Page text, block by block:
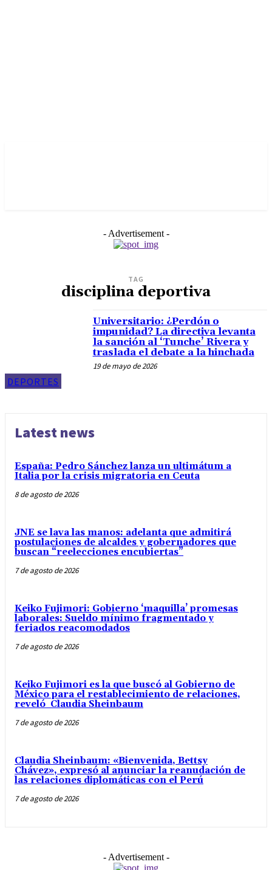
- Advertisement -
TAG
disciplina deportiva
DEPORTES
Universitario: ¿Perdón o
impunidad? La directiva levanta
la sanción al ‘Tunche’ Rivera y
traslada el debate a la hinchada
19 de mayo de 2026
Latest news
España: Pedro Sánchez lanza un ultimátum a
Italia por la crisis migratoria en Ceuta
8 de agosto de 2026
JNE se lava las manos: adelanta que admitirá
postulaciones de alcaldes y gobernadores que
buscan “reelecciones encubiertas”
7 de agosto de 2026
Keiko Fujimori: Gobierno ‘maquilla’ promesas
laborales: Sueldo mínimo fragmentado y
feriados reacomodados
7 de agosto de 2026
Keiko Fujimori es la que buscó al Gobierno de
México para el restablecimiento de relaciones,
reveló Claudia Sheinbaum
7 de agosto de 2026
Claudia Sheinbaum: «Bienvenida, Bettsy
Chávez», expresó al anunciar la reanudación de
las relaciones diplomáticas con el Perú
7 de agosto de 2026
- Advertisement -